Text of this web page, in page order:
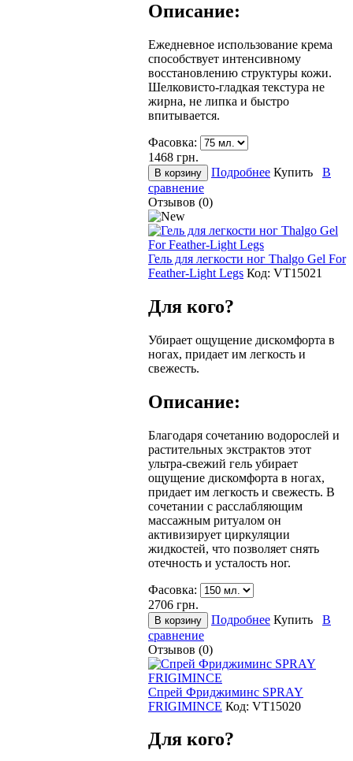
Описание:
Ежедневное использование крема
способствует интенсивному
восстановлению структуры кожи.
Шелковисто-гладкая текстура не
жирна, не липка и быстро
впитывается.
Фасовка:
1468 грн.
Подробнее Купить
В
сравнение
Отзывов (0)
Гель для легкости ног Thalgo Gel For
Feather-Light Legs Код: VT15021
Для кого?
Убирает ощущение дискомфорта в
ногах, придает им легкость и
свежесть.
Описание:
Благодаря сочетанию водорослей и
растительных экстрактов этот
ультра-свежий гель убирает
ощущение дискомфорта в ногах,
придает им легкость и свежесть. В
сочетании с расслабляющим
массажным ритуалом он
активизирует циркуляции
жидкостей, что позволяет снять
отечность и усталость ног.
Фасовка:
2706 грн.
Подробнее Купить
В
сравнение
Отзывов (0)
Спрей Фриджиминс SPRAY
FRIGIMINCE Код: VT15020
Для кого?